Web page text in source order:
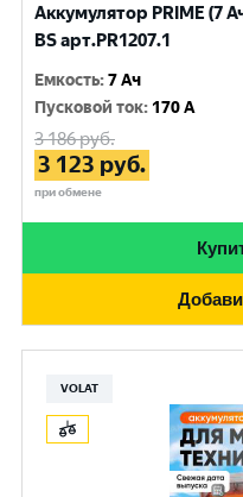
Аккумулятор PRIME (7
BS арт.PR1207.1
Емкость:7 Ач
Пусковой ток: 170 A
3 186руб.
3 123 руб.
при обмене
VOLAT